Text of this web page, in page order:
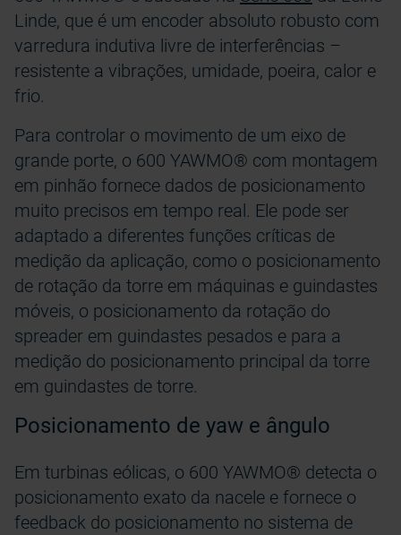
Linde, que é um encoder absoluto robusto com
varredura indutiva livre de interferências –
resistente a vibrações, umidade, poeira, calor e
frio.
Para controlar o movimento de um eixo de
grande porte, o 600 YAWMO® com montagem
em pinhão fornece dados de posicionamento
muito precisos em tempo real. Ele pode ser
adaptado a diferentes funções críticas de
medição da aplicação, como o posicionamento
de rotação da torre em máquinas e guindastes
móveis, o posicionamento da rotação do
spreader em guindastes pesados e para a
medição do posicionamento principal da torre
em guindastes de torre.
Posicionamento de yaw e ângulo
Em turbinas eólicas, o 600 YAWMO® detecta o
posicionamento exato da nacele e fornece o
feedback do posicionamento no sistema de